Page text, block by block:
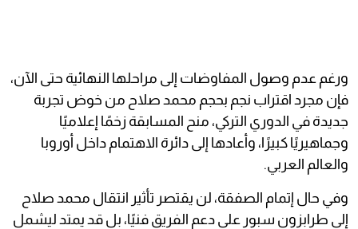
ورغم عدم وصول المفاوضات إلى مراحلها النهائية حتى الآن،
فإن مجرد اقتراب نجم بحجم محمد صلاح من خوض تجربة
جديدة في الدوري التركي، منح المسابقة زخمًا إعلاميًا
وجماهيريًا كبيرًا، وأعادها إلى دائرة الاهتمام داخل أوروبا
والعالم العربي.
وفي حال إتمام الصفقة، لن يقتصر تأثير انتقال محمد صلاح
إلى طرابزون سبور على دعم الفريق فنيًا، بل قد يمتد ليشمل